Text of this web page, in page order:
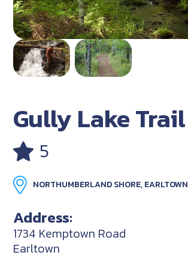
Gully Lake Trail
5
NORTHUMBERLAND SHORE, EARLTOWN
Address:
1734 Kemptown Road
Earltown